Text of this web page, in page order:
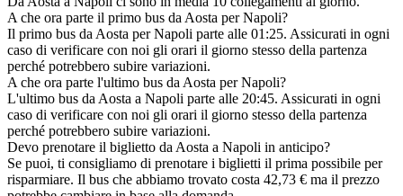
A che ora parte il primo bus da Aosta per Napoli?
Il primo bus da Aosta per Napoli parte alle 01:25. Assicurati in ogni
caso di verificare con noi gli orari il giorno stesso della partenza
perché potrebbero subire variazioni.
A che ora parte l'ultimo bus da Aosta per Napoli?
L'ultimo bus da Aosta a Napoli parte alle 20:45. Assicurati in ogni
caso di verificare con noi gli orari il giorno stesso della partenza
perché potrebbero subire variazioni.
Devo prenotare il biglietto da Aosta a Napoli in anticipo?
Se puoi, ti consigliamo di prenotare i biglietti il prima possibile per
risparmiare. Il bus che abbiamo trovato costa 42,73 € ma il prezzo